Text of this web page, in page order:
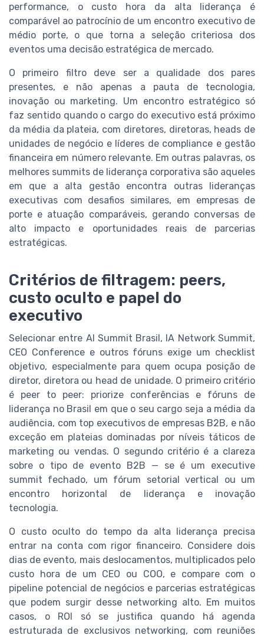
performance, o custo hora da alta liderança é
comparável ao patrocínio de um encontro executivo de
médio porte, o que torna a seleção criteriosa dos
eventos uma decisão estratégica de mercado.
O primeiro filtro deve ser a qualidade dos pares
presentes, e não apenas a pauta de tecnologia,
inovação ou marketing. Um encontro estratégico só
faz sentido quando o cargo do executivo está próximo
da média da plateia, com diretores, diretoras, heads de
unidades de negócio e líderes de compliance e gestão
financeira em número relevante. Em outras palavras, os
melhores summits de liderança corporativa são aqueles
em que a alta gestão encontra outras lideranças
executivas com desafios similares, em empresas de
porte e atuação comparáveis, gerando conversas de
alto impacto e oportunidades reais de parcerias
estratégicas.
Critérios de filtragem: peers,
custo oculto e papel do
executivo
Selecionar entre AI Summit Brasil, IA Network Summit,
CEO Conference e outros fóruns exige um checklist
objetivo, especialmente para quem ocupa posição de
diretor, diretora ou head de unidade. O primeiro critério
é peer to peer: priorize conferências e fóruns de
liderança no Brasil em que o seu cargo seja a média da
audiência, com top executivos de empresas B2B, e não
exceção em plateias dominadas por níveis táticos de
marketing ou vendas. O segundo critério é a clareza
sobre o tipo de evento B2B — se é um executive
summit fechado, um fórum setorial vertical ou um
encontro horizontal de liderança e inovação
tecnologia.
O custo oculto do tempo da alta liderança precisa
entrar na conta com rigor financeiro. Considere dois
dias de evento, mais deslocamentos, multiplicados pelo
custo hora de um CEO ou COO, e compare com o
pipeline potencial de negócios e parcerias estratégicas
que podem surgir desse networking alto. Em muitos
casos, o ROI só se justifica quando há agenda
estruturada de exclusivos networking, com reuniões